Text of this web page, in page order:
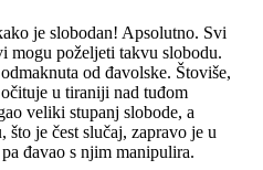
je slobodan! Apsolutno. Svi
mogu poželjeti takvu slobodu.
od đavolske. Štoviše,
u tiraniji nad tuđom
veliki stupanj slobode, a
je čest slučaj, zapravo je u
đavao s njim manipulira.